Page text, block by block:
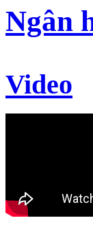
Ngân
Video